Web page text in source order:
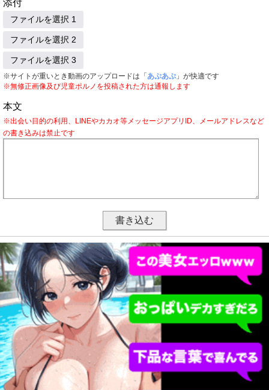
添付
ファイルを選択 1
ファイルを選択 2
ファイルを選択 3
※サイトが重いとき動画のアップロードは「 あぷあぷ 」が快適です
※無修正画像及び児童ポルノを投稿された方は通報します
本文
※出会い目的の利用、LINEやカカオ等メッセージアプリID、メールアドレスなど
の書き込みは禁止です